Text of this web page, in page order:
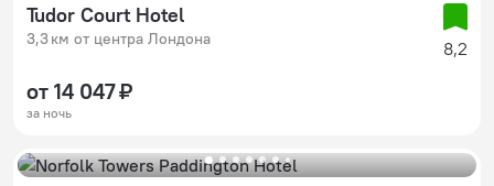
Tudor Court Hotel
3,3 км от центра Лондона 8,2
от 14 047 ₽
за ночь